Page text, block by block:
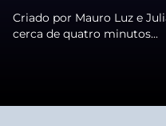
Criado por Mauro Luz e
cerca de quatro minutos...